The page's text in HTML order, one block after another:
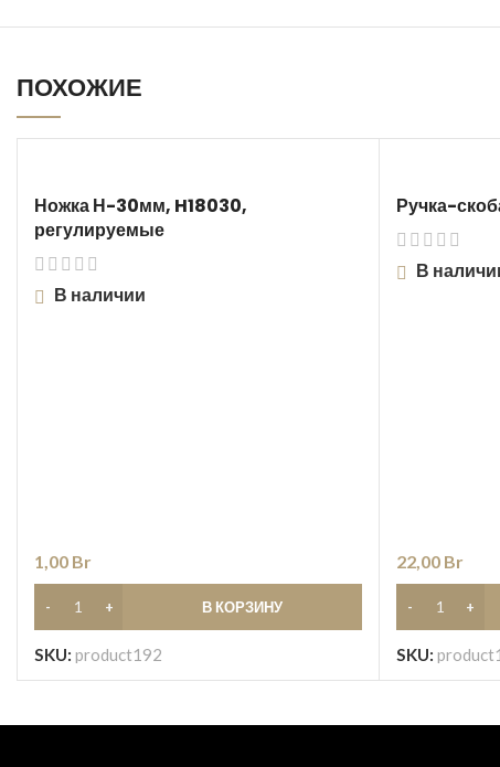
ПОХОЖИЕ
Ножка Н-30мм, H18030,
регулируемые
В наличии
1,00 Br
В КОРЗИНУ
SKU: product192
Ручка-
В
22,00 Br
SKU: